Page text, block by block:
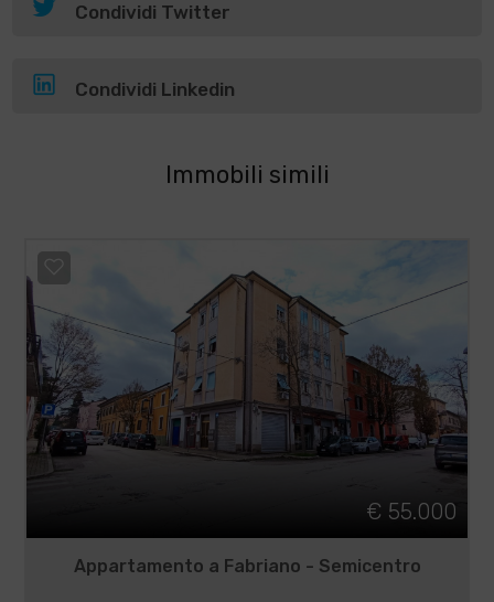
Condividi Twitter
Condividi Linkedin
Immobili simili
€ 55.000
Appartamento a Fabriano - Semicentro